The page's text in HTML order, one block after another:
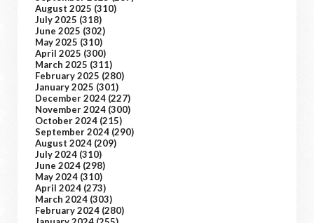
August 2025 (310)
July 2025 (318)
June 2025 (302)
May 2025 (310)
April 2025 (300)
March 2025 (311)
February 2025 (280)
January 2025 (301)
December 2024 (227)
November 2024 (300)
October 2024 (215)
September 2024 (290)
August 2024 (209)
July 2024 (310)
June 2024 (298)
May 2024 (310)
April 2024 (273)
March 2024 (303)
February 2024 (280)